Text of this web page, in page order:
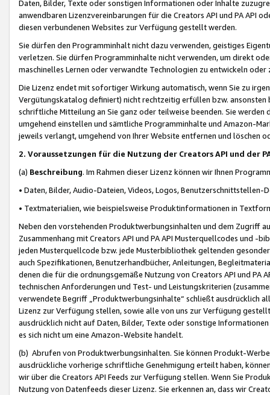
Daten, Bilder, Texte oder sonstigen Informationen oder Inhalte
anwendbaren Lizenzvereinbarungen für die Creators API und PA API
diesen verbundenen Websites zur Verfügung gestellt werden.
Sie dürfen den Programminhalt nicht dazu verwenden, geistiges
verletzen. Sie dürfen Programminhalte nicht verwenden, um direkt
maschinelles Lernen oder verwandte Technologien zu entwickeln
Die Lizenz endet mit sofortiger Wirkung automatisch, wenn Sie zu
Vergütungskatalog definiert) nicht rechtzeitig erfüllen bzw. ansonsten
schriftliche Mitteilung an Sie ganz oder teilweise beenden. Sie werden
umgehend einstellen und sämtliche Programminhalte und Amazon-
jeweils verlangt, umgehend von Ihrer Website entfernen und löschen
2. Voraussetzungen für die Nutzung der Creators API und der
(a) Beschreibung. Im Rahmen dieser Lizenz können wir Ihnen
• Daten, Bilder, Audio-Dateien, Videos, Logos, Benutzerschnittstellen-
• Textmaterialien, wie beispielsweise Produktinformationen in
Neben den vorstehenden Produktwerbungsinhalten und dem Zugriff
Zusammenhang mit Creators API und PA API Musterquellcodes und
jeden Musterquellcode bzw. jede Musterbibliothek geltenden
auch Spezifikationen, Benutzerhandbücher, Anleitungen,
denen die für die ordnungsgemäße Nutzung von Creators API und PA
technischen Anforderungen und Test- und Leistungskriterien
verwendete Begriff „Produktwerbungsinhalte“ schließt ausdrücklich
Lizenz zur Verfügung stellen, sowie alle von uns zur Verfügung
ausdrücklich nicht auf Daten, Bilder, Texte oder sonstige
es sich nicht um eine Amazon-Website handelt.
(b) Abrufen von Produktwerbungsinhalten. Sie können Produkt-
ausdrückliche vorherige schriftliche Genehmigung erteilt haben,
wir über die Creators API Feeds zur Verfügung stellen. Wenn Sie
Nutzung von Datenfeeds dieser Lizenz. Sie erkennen an, dass wir